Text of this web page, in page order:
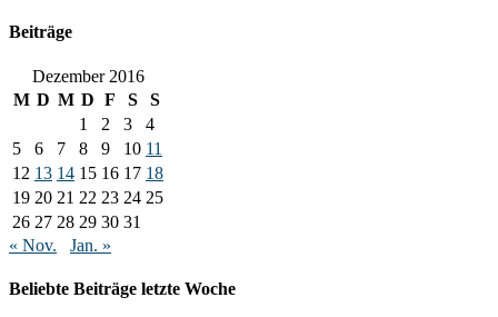
Beiträge
Dezember 2016
M D M D F S
S
1
2 3
4
5
6 7 8 9 10 11
12 13 14 15 16 17 18
19 20 21 22 23 24 25
26 27 28 29 30 31
« Nov.
Jan. »
Beliebte Beiträge letzte Woche